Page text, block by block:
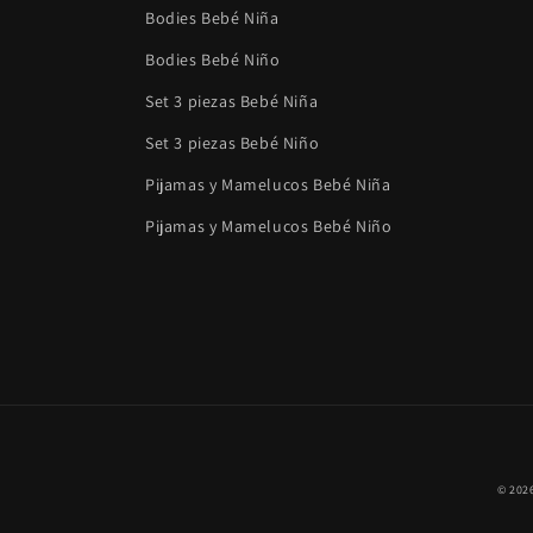
Bodies Bebé Niña
Bodies Bebé Niño
Set 3 piezas Bebé Niña
Set 3 piezas Bebé Niño
Pijamas y Mamelucos Bebé Niña
Pijamas y Mamelucos Bebé Niño
©